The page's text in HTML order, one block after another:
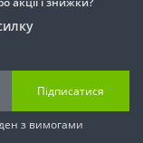
Підписатися
з вимогами